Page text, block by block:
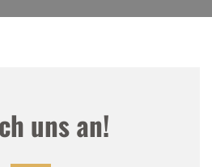
uns an!